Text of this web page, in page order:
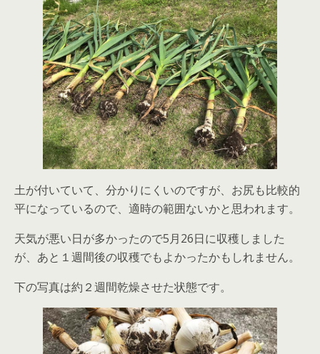
土が付いていて、分かりにくいのですが、お尻も比較的
平になっているので、適時の範囲ないかと思われます。
天気が悪い日が多かったので5月26日に収穫しました
が、あと１週間後の収穫でもよかったかもしれません。
下の写真は約２週間乾燥させた状態です。